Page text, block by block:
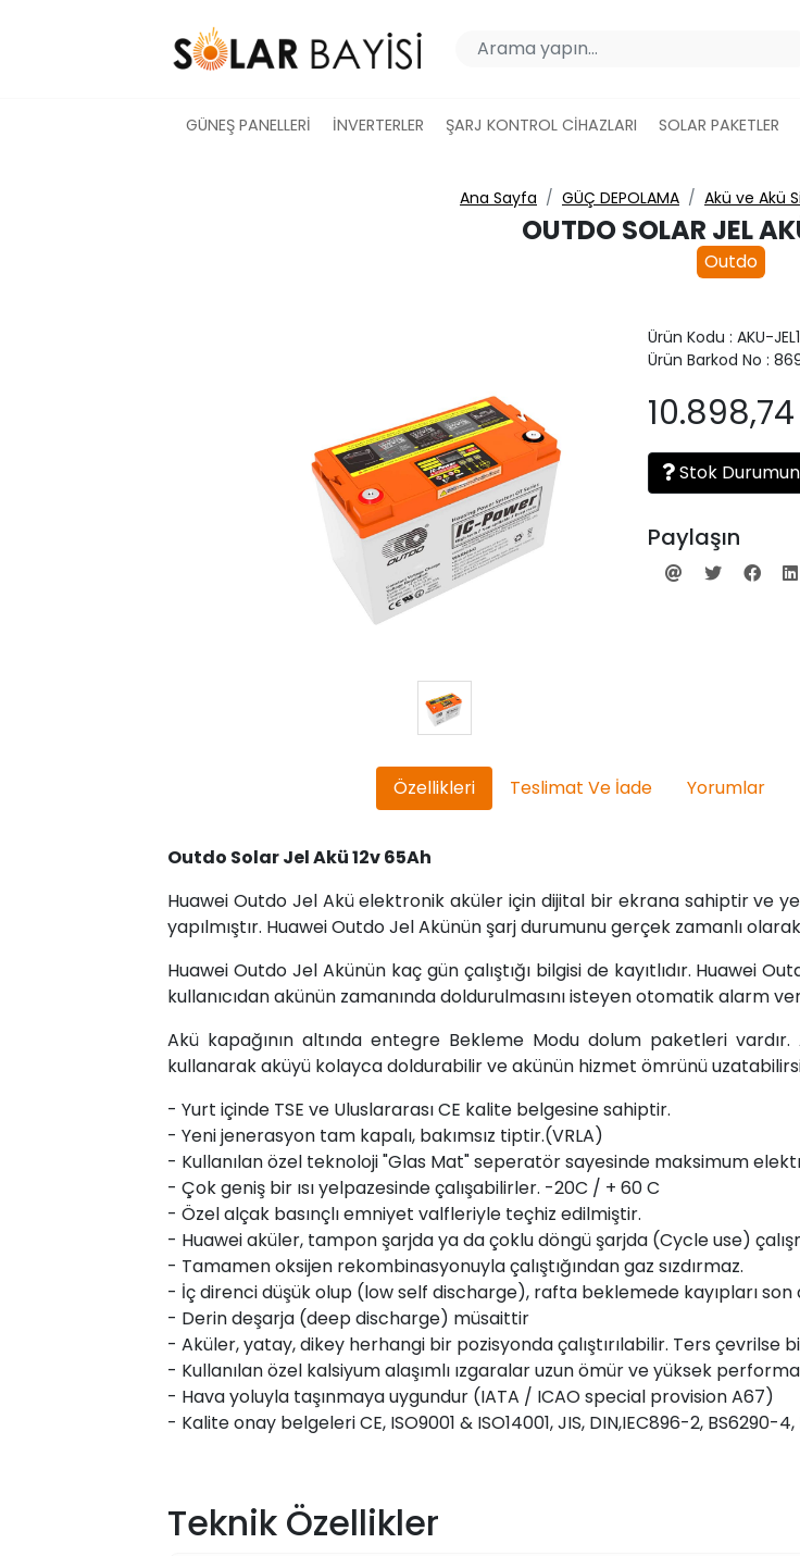
GÜNEŞ PANELLERİ İNVERTERLER ŞARJ KONTROL CİHAZLARI SOLAR PAKETLER
Ana Sayfa GÜÇ DEPOLAMA Akü ve Akü
OUTDO SOLAR JEL
Outdo
Ürün Kodu : AKU-
Ürün Barkod No :
Stok
Paylaşın
Özellikleri Teslimat Ve İade Yorumlar
Outdo Solar Jel Akü 12v 65Ah
Huawei Outdo Jel Akü elektronik aküler için dijital bir ekrana sahiptir ve
yapılmıştır. Huawei Outdo Jel Akünün şarj durumunu gerçek zamanlı
Huawei Outdo Jel Akünün kaç gün çalıştığı bilgisi de kayıtlıdır. Huawei
kullanıcıdan akünün zamanında doldurulmasını isteyen otomatik alarm
Akü kapağının altında entegre Bekleme Modu dolum paketleri
kullanarak aküyü kolayca doldurabilir ve akünün hizmet ömrünü
- Yurt içinde TSE ve Uluslararası CE kalite belgesine sahiptir.
- Yeni jenerasyon tam kapalı, bakımsız tiptir.(VRLA)
- Kullanılan özel teknoloji "Glas Mat" seperatör sayesinde maksimum
- Çok geniş bir ısı yelpazesinde çalışabilirler. -20C / + 60 C
- Özel alçak basınçlı emniyet valfleriyle teçhiz edilmiştir.
- Huawei aküler, tampon şarjda ya da çoklu döngü şarjda (Cycle use)
- Tamamen oksijen rekombinasyonuyla çalıştığından gaz sızdırmaz.
- İç direnci düşük olup (low self discharge), rafta beklemede kayıpları son
- Derin deşarja (deep discharge) müsaittir
- Aküler, yatay, dikey herhangi bir pozisyonda çalıştırılabilir. Ters çevrilse
- Kullanılan özel kalsiyum alaşımlı ızgaralar uzun ömür ve yüksek
- Hava yoluyla taşınmaya uygundur (IATA / ICAO special provision A67)
- Kalite onay belgeleri CE, ISO9001 & ISO14001, JIS, DIN,IEC896-2,
Teknik Özellikler